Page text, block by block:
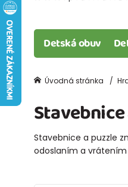
Detská obuv
Úvodná stránka
Stavebnice a puzzle
odoslaním a vrátením